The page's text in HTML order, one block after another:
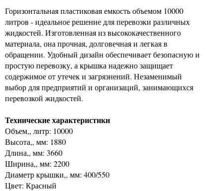
Горизонтальная пластиковая емкость объемом 10000
литров - идеальное решение для перевозки различных
жидкостей. Изготовленная из высококачественного
материала, она прочная, долговечная и легкая в
обращении. Удобный дизайн обеспечивает безопасную и
простую перевозку, а крышка надежно защищает
содержимое от утечек и загрязнений. Незаменимый
выбор для предприятий и организаций, занимающихся
перевозкой жидкостей.
Технические характеристики
Объем,, литр: 10000
Высота,, мм: 1880
Длина,, мм: 3660
Ширина,, мм: 2200
Диаметр крышки,, мм: 400/550
Цвет: Красный